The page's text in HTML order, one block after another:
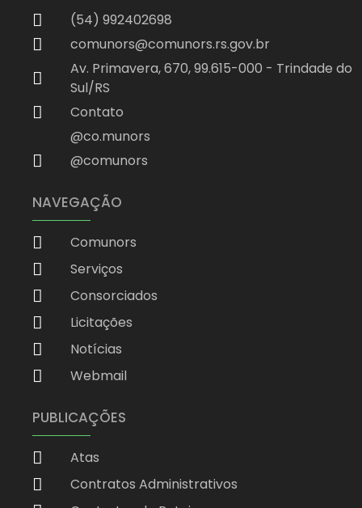
(54) 992402698
comunors@comunors.rs.gov.br
Av. Primavera, 670, 99.615-000 - Trindade do
Sul/RS
Contato
@co.munors
@comunors
NAVEGAÇÃO
Comunors
Serviços
Consorciados
Licitações
Notícias
Webmail
PUBLICAÇÕES
Atas
Contratos Administrativos